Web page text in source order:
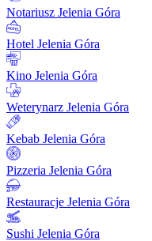
Notariusz Jelenia Góra
Hotel Jelenia Góra
Kino Jelenia Góra
Weterynarz Jelenia Góra
Kebab Jelenia Góra
Pizzeria Jelenia Góra
Restauracje Jelenia Góra
Sushi Jelenia Góra